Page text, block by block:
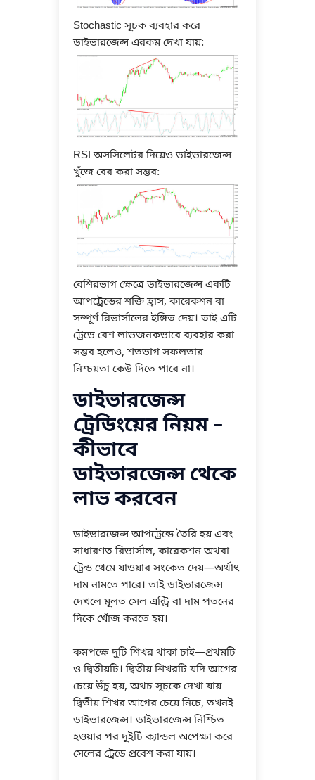
Stochastic সূচক ব্যবহার করে
ডাইভারজেন্স এরকম দেখা যায়:
RSI অসসিলেটর দিয়েও ডাইভারজেন্স
খুঁজে বের করা সম্ভব:
বেশিরভাগ ক্ষেত্রে ডাইভারজেন্স একটি
আপট্রেন্ডের শক্তি হ্রাস, কারেকশন বা
সম্পূর্ণ রিভার্সালের ইঙ্গিত দেয়। তাই এটি
ট্রেডে বেশ লাভজনকভাবে ব্যবহার করা
সম্ভব হলেও, শতভাগ সফলতার
নিশ্চয়তা কেউ দিতে পারে না।
ডাইভারজেন্স
ট্রেডিংয়ের নিয়ম –
কীভাবে
ডাইভারজেন্স থেকে
লাভ করবেন
ডাইভারজেন্স আপট্রেন্ডে তৈরি হয় এবং
সাধারণত রিভার্সাল, কারেকশন অথবা
ট্রেন্ড থেমে যাওয়ার সংকেত দেয়—অর্থাৎ
দাম নামতে পারে। তাই ডাইভারজেন্স
দেখলে মূলত সেল এন্ট্রি বা দাম পতনের
দিকে খোঁজ করতে হয়।
কমপক্ষে দুটি শিখর থাকা চাই—প্রথমটি
ও দ্বিতীয়টি। দ্বিতীয় শিখরটি যদি আগের
চেয়ে উঁচু হয়, অথচ সূচকে দেখা যায়
দ্বিতীয় শিখর আগের চেয়ে নিচে, তখনই
ডাইভারজেন্স। ডাইভারজেন্স নিশ্চিত
হওয়ার পর দুইটি ক্যান্ডল অপেক্ষা করে
সেলের ট্রেডে প্রবেশ করা যায়।